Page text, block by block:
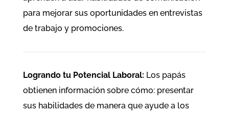
para mejorar sus oportunidades en entrevistas
de trabajo y promociones.
Logrando tu Potencial Laboral: Los papás
obtienen información sobre cómo: presentar
sus habilidades de manera que ayude a los